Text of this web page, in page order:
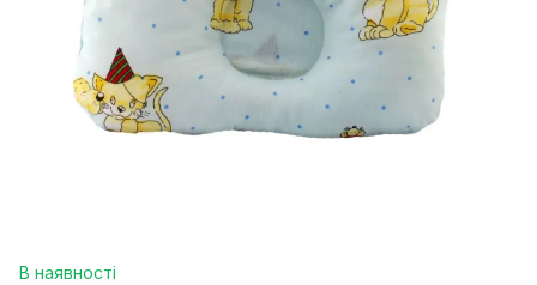
В наявності